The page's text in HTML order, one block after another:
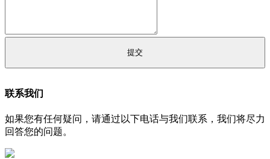
联系我们
如果您有任何疑问，请通过以下电话与我们联系，我们将尽力
回答您的问题。